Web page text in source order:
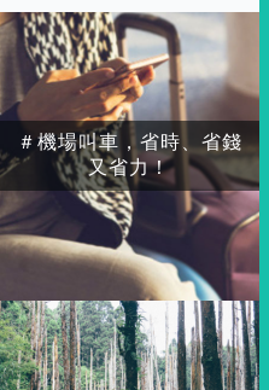
＃機場叫車，省時、省錢
又省力！